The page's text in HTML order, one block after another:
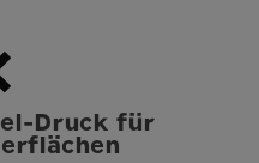
Druck für